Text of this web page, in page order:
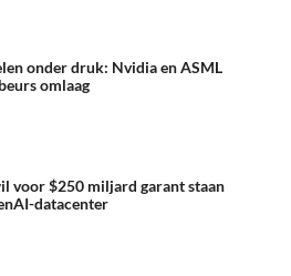
onder druk: Nvidia en ASML
omlaag
voor $250 miljard garant staan
datacenter